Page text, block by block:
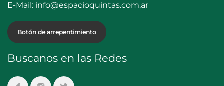
E-Mail: info@espacioquintas.com.ar
Botón de arrepentimiento
Buscanos en las Redes